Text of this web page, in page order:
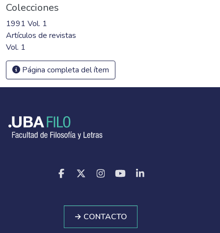
Colecciones
1991 Vol. 1
Artículos de revistas
Vol. 1
Página completa del ítem
→ CONTACTO